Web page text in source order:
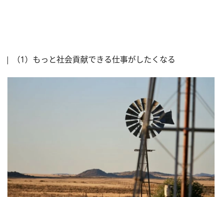
（1）もっと社会貢献できる仕事がしたくなる